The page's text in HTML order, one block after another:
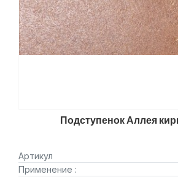
Подступенок Аллея
Артикул
Применение :